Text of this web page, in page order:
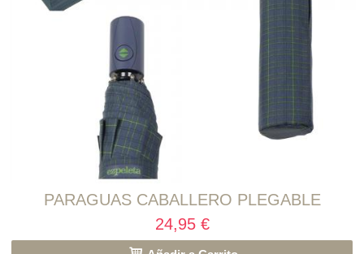
PARAGUAS CABALLERO PLEGABLE
24,95 €